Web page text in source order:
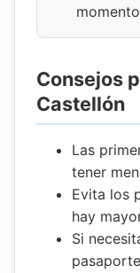
Consejos
Castellón
Las
tener
Evita los
hay
Si